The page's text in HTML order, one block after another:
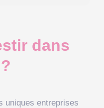
dans
uniques entreprises